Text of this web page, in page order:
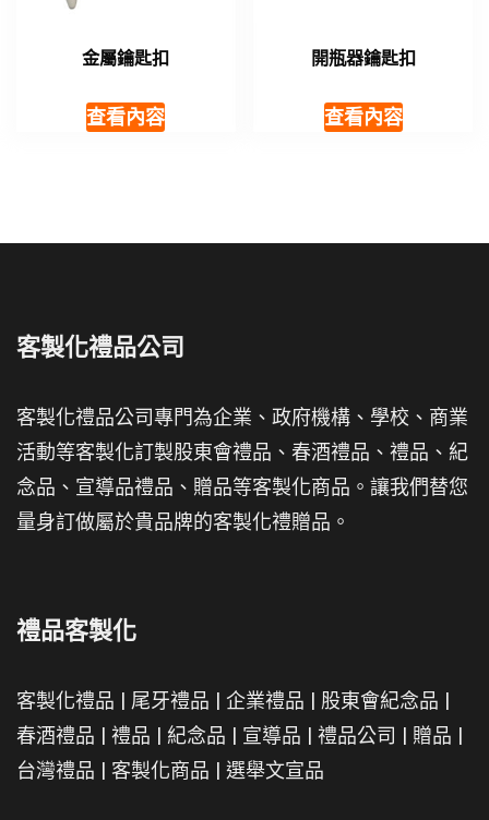
金屬鑰匙扣
查看內容
開瓶器鑰匙扣
查看內容
客製化禮品公司
客製化禮品公司專門為企業、政府機構、學校、商業
活動等客製化訂製股東會禮品、春酒禮品、禮品、紀
念品、宣導品禮品、贈品等客製化商品。讓我們替您
量身訂做屬於貴品牌的客製化禮贈品。
禮品客製化
客製化禮品 | 尾牙禮品 | 企業禮品 | 股東會紀念品 |
春酒禮品 | 禮品 | 紀念品 | 宣導品 | 禮品公司 | 贈品 |
台灣禮品 | 客製化商品 | 選舉文宣品